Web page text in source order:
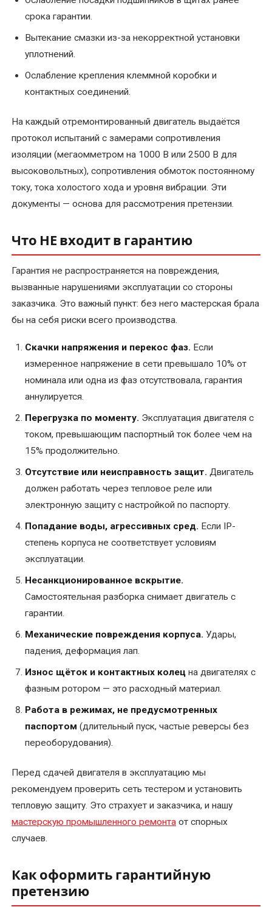
Ремонт
электродвигателей
Ремонт
(отечественных
Ремонт
насосов
гном
Ремонт
промышленных
Ремонт
сварочных
трансформаторов
сварочного
оборудования
Ремонт
подстанции
Ремонт
трансформаторов
двигателей
Срочный
эл.двигателей
Текущий
ремонт
электродвигателей
Техническое
обслуживание
срока гарантии.
Вытекание смазки из-за некорректной установки
уплотнений.
Ослабление крепления клеммной коробки и
контактных соединений.
На каждый отремонтированный двигатель выдаётся
протокол испытаний с замерами сопротивления
изоляции (мегаомметром на 1000 В или 2500 В для
высоковольтных), сопротивления обмоток постоянному
току, тока холостого хода и уровня вибрации. Эти
документы — основа для рассмотрения претензии.
Что НЕ входит в гарантию
Гарантия не распространяется на повреждения,
вызванные нарушениями эксплуатации со стороны
заказчика. Это важный пункт: без него мастерская брала
бы на себя риски всего производства.
Скачки напряжения и перекос фаз. Если
измеренное напряжение в сети превышало 10% от
номинала или одна из фаз отсутствовала, гарантия
аннулируется.
Перегрузка по моменту. Эксплуатация двигателя с
током, превышающим паспортный ток более чем на
15% продолжительно.
Отсутствие или неисправность защит. Двигатель
должен работать через тепловое реле или
электронную защиту с настройкой по паспорту.
Попадание воды, агрессивных сред. Если IP-
степень корпуса не соответствует условиям
эксплуатации.
Несанкционированное вскрытие.
Самостоятельная разборка снимает двигатель с
гарантии.
Механические повреждения корпуса. Удары,
падения, деформация лап.
Износ щёток и контактных колец на двигателях с
фазным ротором — это расходный материал.
Работа в режимах, не предусмотренных
паспортом (длительный пуск, частые реверсы без
переоборудования).
Перед сдачей двигателя в эксплуатацию мы
рекомендуем проверить сеть тестером и установить
тепловую защиту. Это страхует и заказчика, и нашу
мастерскую промышленного ремонта от спорных
случаев.
Как оформить гарантийную
претензию